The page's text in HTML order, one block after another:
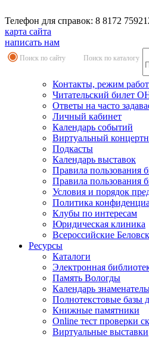
Телефон для справок: 8 8172
карта сайта
написать нам
Поиск по сайту Поиск по каталогу
Контакты, режим
Читательский билет
Ответы на часто
Личный кабинет
Календарь событий
Виртуальный
Подкасты
Календарь выставок
Правила пользования
Правила пользования
Условия и порядок
Политика
Клубы по интересам
Юридическая клиника
Всероссийские
Ресурсы
Каталоги
Электронная
Память Вологды
Календарь
Полнотекстовые базы
Книжные памятники
Online тест проверки
Виртуальные выставки